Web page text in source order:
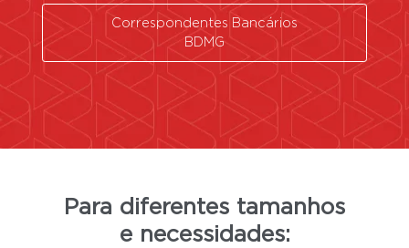
Correspondentes Bancários
BDMG
Para diferentes tamanhos
e necessidades: